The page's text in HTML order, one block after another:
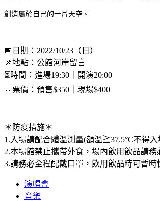
創造屬於自己的一片天空。
📅日期：2022/10/23（日）
📌地點：公館河岸留言
⏳時間：進場19:30｜開演20:00
🎫票價：預售$350｜現場$400
＊防疫措施＊
1.入場請配合體溫測量(額溫≧37.5°C不得入
2.本場館禁止攜帶外食，場內飲用飲品請務
3.請務必全程配戴口罩，飲用飲品時可暫時
演唱會
音樂